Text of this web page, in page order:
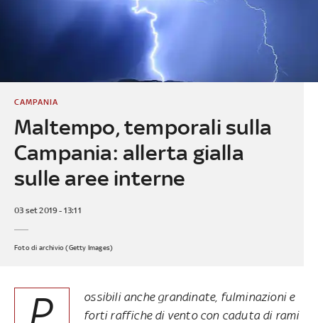
Maltempo, temporali sulla
Campania: allerta gialla
sulle aree interne
CAMPANIA
03 set 2019 - 13:11
Foto di archivio (Getty Images)
P
ossibili anche grandinate, fulminazioni e
forti raffiche di vento con caduta di rami